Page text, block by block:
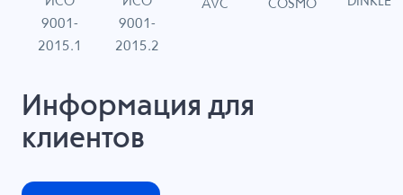
9001-
2015.1
9001-
2015.2
AVC COSMO
Информация для
клиентов